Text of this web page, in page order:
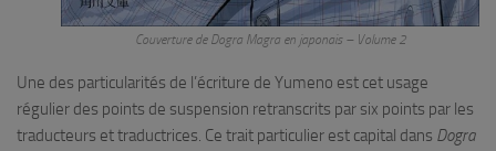
Couverture de Dogra Magraen japonais – Volume 2
Une des particularités de l’écriture de Yumeno est cet usage
régulier des points de suspension retranscrits par six points par les
traducteurs et traductrices. Ce trait particulier est capital dans Dogra